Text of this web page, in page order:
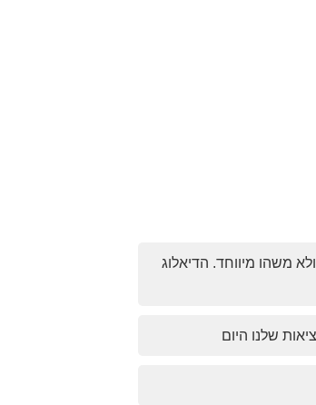
משהו מיווחד. הדיאלוג
שלנו היום